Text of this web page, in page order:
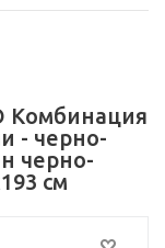
Комбинация
- черно-
черно-
см